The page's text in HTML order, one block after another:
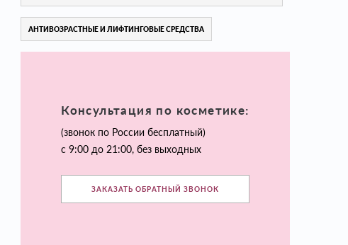
АНТИВОЗРАСТНЫЕ И ЛИФТИНГОВЫЕ СРЕДСТВА
Консультация по косметике:
(звонок по России бесплатный)
с 9:00 до 21:00, без выходных
ЗАКАЗАТЬ ОБРАТНЫЙ ЗВОНОК